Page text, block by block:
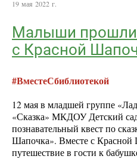
19 мая 2022 г.
Малыши прошли
с Красной
#ВместеСбиблиотекой
12 мая в младшей группе
«Сказка» МКДОУ Детский
познавательный квест по
Шапочка». Вместе с
путешествие в гости к